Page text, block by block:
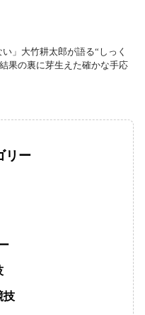
」大竹耕太郎が語る“しっく
果の裏に芽生えた確かな手応
リー
技